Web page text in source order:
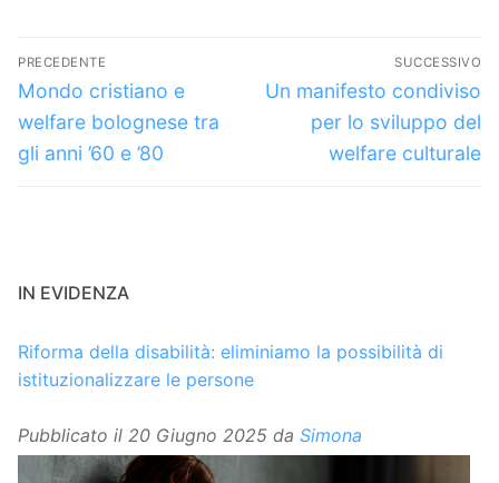
Navigazione
articoli
PRECEDENTE
Articolo
precedente:
Mondo cristiano e
welfare bolognese tra
gli anni ’60 e ’80
SUCCESSIVO
Articolo
successivo:
Un manifesto condiviso
per lo sviluppo del
welfare culturale
IN EVIDENZA
Riforma della disabilità: eliminiamo la possibilità di
istituzionalizzare le persone
Pubblicato il 20 Giugno 2025 da Simona